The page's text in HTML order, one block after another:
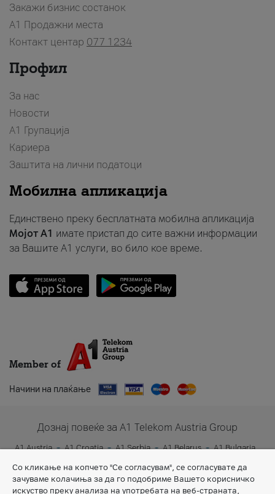
Закажи бизнис состанок
A1 Продажни места
Контакт центар 077 1234
Профил
За нас
Новости
А1 Групација
Кариера
Заштита на лични податоци
Мобилна апликација
Единствено преку бесплатната мобилна апликација
Мојот A1 имате пристап до сите важни информации
за Вашите A1 услуги, во било кое време.
Member of
Начини на плаќање
Дознај повеќе за A1 Telekom Austria Group
A1 Austria A1 Croatia A1 Serbia A1 Belarus
A1 Bulgaria
Со кликање на копчето "Се согласувам", се согласувате да
зачуваме колачиња за да го подобриме Вашето корисничко
искуство преку анализа на употребата на веб-страната,